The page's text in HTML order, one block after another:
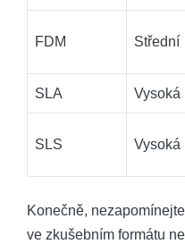
FDM Střední
SLA Vysoká
SLS Vysoká
Konečně,
ve zkušebním formátu